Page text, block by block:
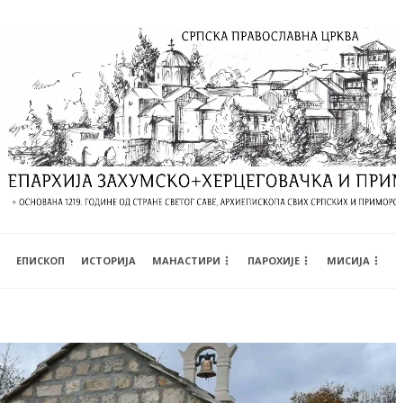
EПИСКОП ИСТОРИЈА МАНАСТИРИ ПАРОХИЈЕ МИСИЈА